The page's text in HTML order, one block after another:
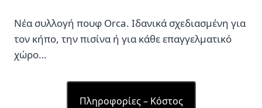
Νέα συλλογή πουφ Orca. Ιδανικά σχεδιασμένη για
τον κήπο, την πισίνα ή για κάθε επαγγελματικό
χώρο…
Πληροφορίες – Κόστος